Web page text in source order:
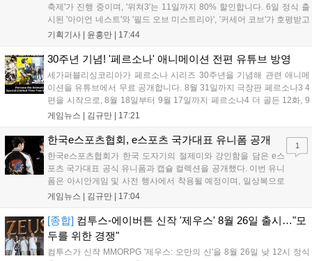
축제'가 진행 중이며, '위쳐3'는 11일까지 80% 할인합니다. 6일 정식 출
시된 '아이언 네스트'와 '필드 오브 미스트리아', '커세어 코브'가 호평받고
있습니다. 한편, 7일 출시된 '마블 투혼'은 태그 시스템에 대한 호불호가
랜드'는 7년 만의 대규모 업데이트 '라스트 라이츠'와 함께 95% 할인 중
입니다....
기획기사 | 윤홍만 17:44
30주년 기념! '페르소나' 애니메이션 전편 유튜브 방영
세가퍼블리싱코리아가 페르소나 시리즈 30주년을 기념해 관련 애니메
이션을 유튜브에서 무료 공개합니다. 8월 31일까지 극장판 페르소나3 4
편을 시작으로, 8월 18일부터 9월 17일까지 페르소나4 더 골든 12화, 9
월 15일부터 10월 14일까지 페르소나5 시리즈가 순차 공개됩니다. 또한
영상 및 대형 전광판에 소개될 예정입니다....
게임뉴스 | 김규만 17:21
한국e스포츠협회, e스포츠 국가대표 유니폼 공개
한국e스포츠협회가 한국 도자기의 절제미와 강인함을 담은 e스
포츠 국가대표 공식 유니폼과 캡슐 컬렉션을 공개했다. 이번 유니
폼은 아시안게임 및 사전 행사에서 착용될 예정이며, 일상복으로
구성된 컬렉션은 오는 8월 28일부터 골스튜디오 공식 홈페이지
서는 대회 규정에 따라 별도의 유니폼을 착용할 계획이다....
게임뉴스 | 김규만 17:04
1
[종합] 컴투스-에이버튼 신작 '제우스' 8월 26일 출시…"모
두를 위한 경쟁"
컴투스가 신작 MMORPG '제우스: 오만의 신'을 8월 26일 낮 12시 정식